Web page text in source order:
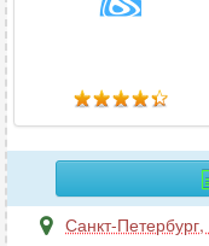
Микология
Неврология
Нейропсихология
Нейрофизиология
Санкт-Петербург,